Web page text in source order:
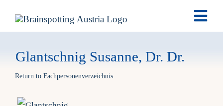
Glantschnig Susanne, Dr. Dr.
Return to Fachpersonenverzeichnis